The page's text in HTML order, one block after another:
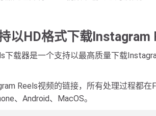
以HD格式下载Instagram
下载器是一个支持以最高质量下载
Reels视频的链接，所有处理过程都
、Android、MacOS。